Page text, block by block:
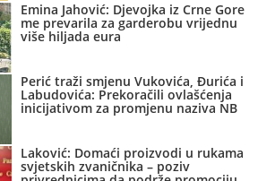
Emina Jahović: Djevojka iz Crne Gore
me prevarila za garderobu vrijednu
više hiljada eura
Perić traži smjenu Vukovića, Đurića i
Labudovića: Prekoračili ovlašćenja
inicijativom za promjenu naziva NB
Laković: Domaći proizvodi u rukama
svjetskih zvaničnika – poziv